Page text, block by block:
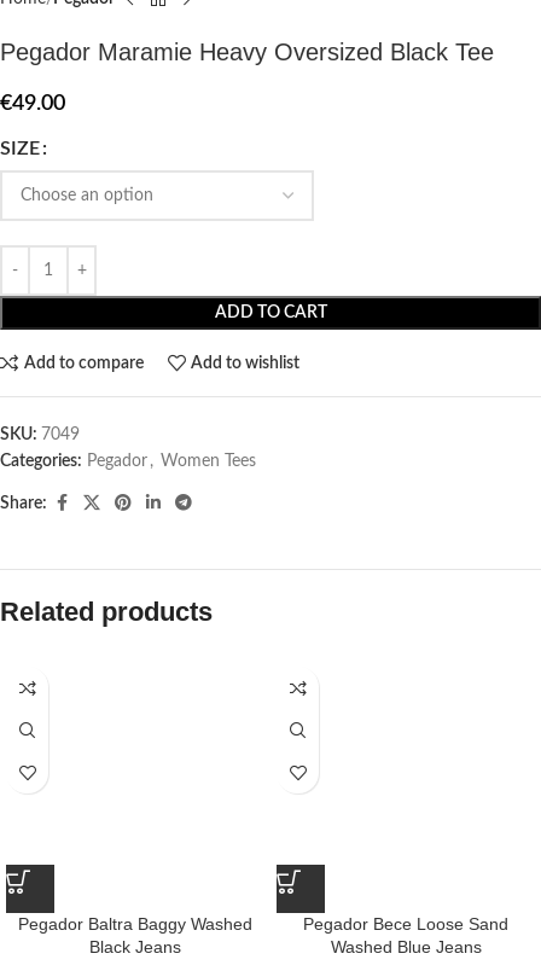
Pegador Maramie Heavy Oversized Black Tee
€49.00
SIZE
ADD TO CART
Add to compare Add to wishlist
SKU: 7049
Categories: Pegador​ , Women Tees
Share:
Related products
Pegador Baltra Baggy Washed
Black Jeans
Pegador Bece Loose Sand
Washed Blue Jeans